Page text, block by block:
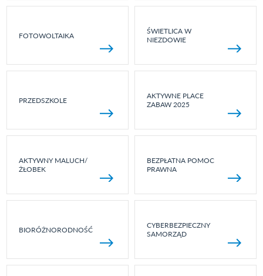
FOTOWOLTAIKA
ŚWIETLICA W
NIEZDOWIE
PRZEDSZKOLE
AKTYWNE PLACE
ZABAW 2025
AKTYWNY MALUCH/
ŻŁOBEK
BEZPŁATNA POMOC
PRAWNA
BIORÓŻNORODNOŚĆ
CYBERBEZPIECZNY
SAMORZĄD